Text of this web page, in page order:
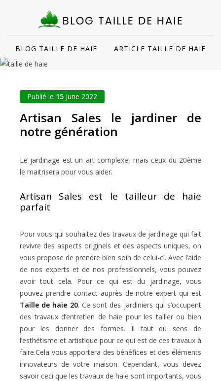
BLOG TAILLE DE HAIE ARTICLE TAILLE DE HAIE
Publié le 15 June 2022
Artisan Sales le jardiner de
notre génération
Le jardinage est un art complexe, mais ceux du 20ème
le maitrisera pour vous aider.
Artisan Sales est le tailleur de haie
parfait
Pour vous qui souhaitez des travaux de jardinage qui fait
revivre des aspects originels et des aspects uniques, on
vous propose de prendre bien soin de celui-ci. Avec l’aide
de nos experts et de nos professionnels, vous pouvez
avoir tout cela. Pour ce qui est du jardinage, vous
pouvez prendre contact auprès de notre expert qui est
Taille de haie 20. Ce sont des jardiniers qui s’occupent
des travaux d’entretien de haie pour les tailler ou bien
pour les donner des formes. Il faut du sens de
l’esthétisme et artistique pour ce qui est de ces travaux à
faire.Cela vous apportera des bénéfices et des éléments
innovateurs de votre maison. Cependant, vous devez
savoir ceci que les travaux de haie sont importants, vous